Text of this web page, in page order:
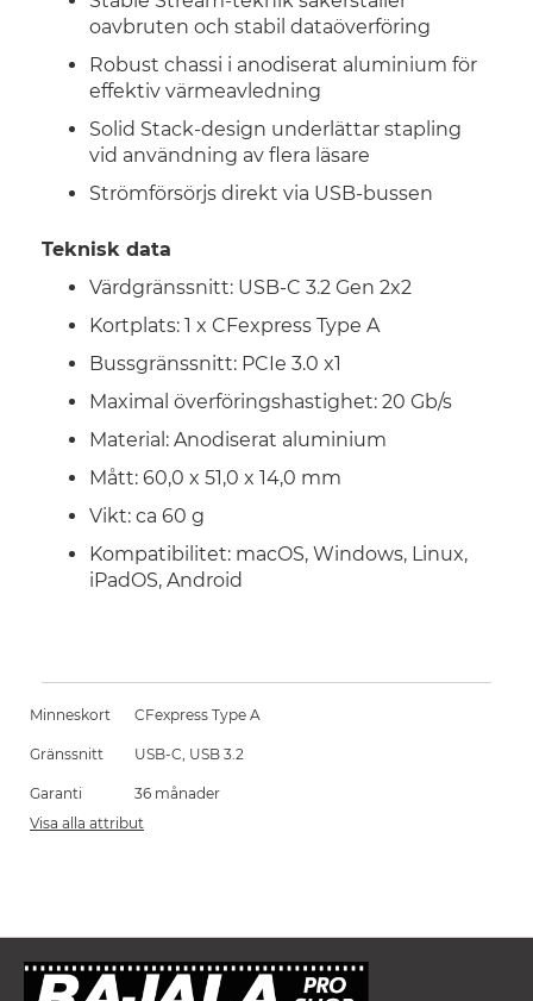
oavbruten och stabil dataöverföring
Robust chassi i anodiserat aluminium för
effektiv värmeavledning
Solid Stack-design underlättar stapling
vid användning av flera läsare
Strömförsörjs direkt via USB-bussen
Teknisk data
Värdgränssnitt: USB-C 3.2 Gen 2x2
Kortplats: 1 x CFexpress Type A
Bussgränssnitt: PCIe 3.0 x1
Maximal överföringshastighet: 20 Gb/s
Material: Anodiserat aluminium
Mått: 60,0 x 51,0 x 14,0 mm
Vikt: ca 60 g
Kompatibilitet: macOS, Windows, Linux,
iPadOS, Android
Minneskort CFexpress Type A
Gränssnitt USB-C, USB 3.2
Garanti
36 månader
Visa alla attribut